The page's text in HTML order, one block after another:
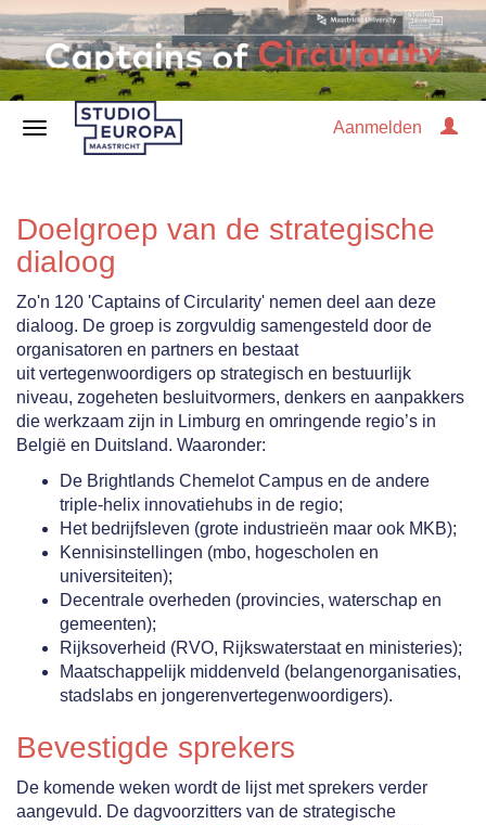
Aanmelden
Doelgroep van de strategische
dialoog
Zo'n 120 'Captains of Circularity' nemen deel aan deze
dialoog. De groep is zorgvuldig samengesteld door de
organisatoren en partners en bestaat
uit vertegenwoordigers op strategisch en bestuurlijk
niveau, zogeheten besluitvormers, denkers en aanpakkers
die werkzaam zijn in Limburg en omringende regio’s in
België en Duitsland. Waaronder:
De Brightlands Chemelot Campus en de andere
triple-helix innovatiehubs in de regio;
Het bedrijfsleven (grote industrieën maar ook MKB);
Kennisinstellingen (mbo, hogescholen en
universiteiten);
Decentrale overheden (provincies, waterschap en
gemeenten);
Rijksoverheid (RVO, Rijkswaterstaat en ministeries);
Maatschappelijk middenveld (belangenorganisaties,
stadslabs en jongerenvertegenwoordigers).
Bevestigde sprekers
De komende weken wordt de lijst met sprekers verder
aangevuld. De dagvoorzitters van de strategische